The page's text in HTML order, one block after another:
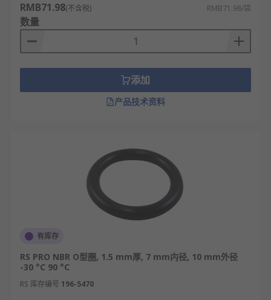
RMB71.98(不含税) RMB71.98/袋
数量
添加
产品技术资料
有库存
RS PRO NBR O型圈, 1.5 mm厚, 7 mm内径, 10 mm外径
-30 °C 90 °C
RS 库存编号 196-5470